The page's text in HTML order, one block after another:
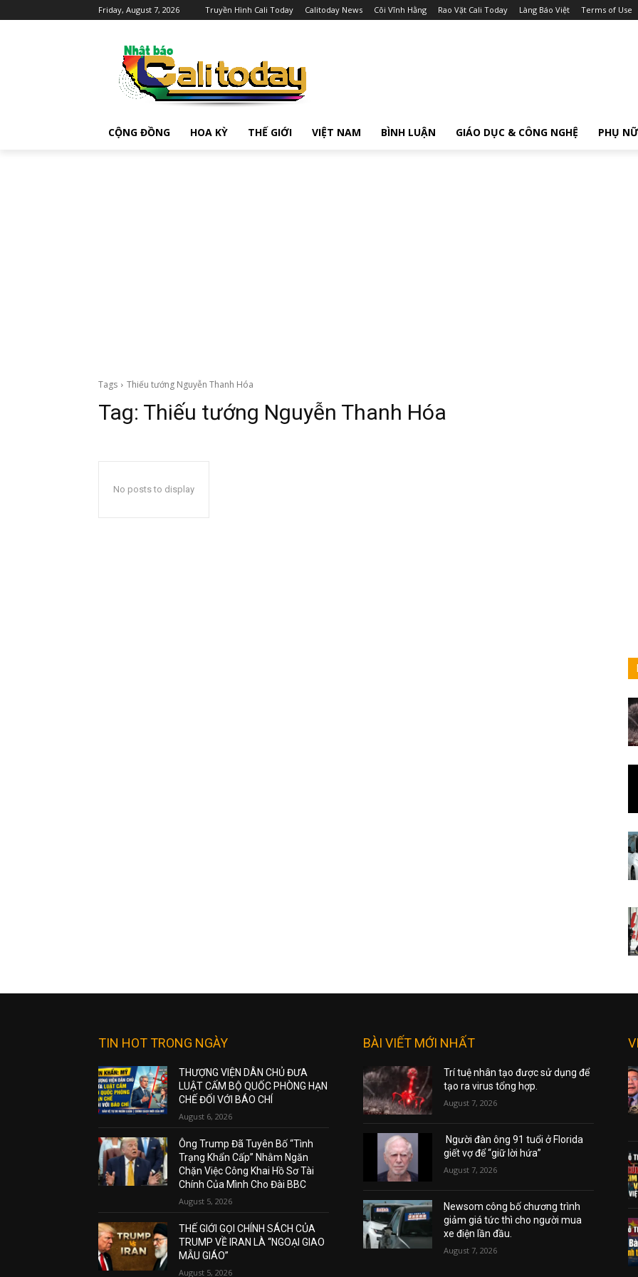
Friday, August 7, 2026 Truyền Hình Cali Today Calitoday News Cõi Vĩnh Hằng Rao Vặt Cali Today Làng Báo Việt Terms of Use
CỘNG ĐỒNG HOA KỲ THẾ GIỚI VIỆT NAM BÌNH LUẬN GIÁO DỤC & CÔNG NGHỆ PHỤ NỮ
Tags Thiếu tướng Nguyễn Thanh Hóa
Tag: Thiếu tướng Nguyễn Thanh Hóa
No posts to display
TIN HOT TRONG NGÀY
THƯỢNG VIỆN DÂN CHỦ ĐƯA
LUẬT CẤM BỘ QUỐC PHÒNG HẠN
CHẾ ĐỐI VỚI BÁO CHÍ
August 6, 2026
Ông Trump Đã Tuyên Bố “Tình
Trạng Khẩn Cấp” Nhằm Ngăn
Chặn Việc Công Khai Hồ Sơ Tài
Chính Của Mình Cho Đài BBC
August 5, 2026
THẾ GIỚI GỌI CHÍNH SÁCH CỦA
TRUMP VỀ IRAN LÀ “NGOẠI GIAO
MẪU GIÁO”
August 5, 2026
BÀI VIẾT MỚI NHẤT
Trí tuệ nhân tạo được sử dụng để
tạo ra virus tổng hợp.
August 7, 2026
Người đàn ông 91 tuổi ở Florida
giết vợ để “giữ lời hứa”
August 7, 2026
Newsom công bố chương trình
giảm giá tức thì cho người mua
xe điện lần đầu.
August 7, 2026